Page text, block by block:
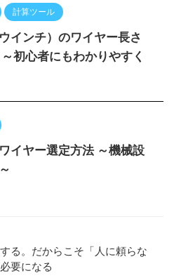
計算ツール
インチ）のワイヤー長さ
初心者にもわかりやすく
イヤー選定方法 ～機械設
る。だからこそ「人に頼らな
要になる